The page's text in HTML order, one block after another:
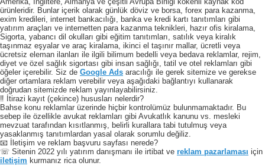
ürünleridir. Bunlar içerik olarak günlük döviz ve borsa, forex para kazanma,
exim kredileri, internet bankacılığı, banka ve kredi kartı tanıtımları gibi
yatırım araçları ve internetten para kazanma teknikleri, hazır ofis kiralama,
Sigorta, yabancı dil okulları gibi eğitim tanıtımları, satılık veya kiralık
taşınmaz eşyalar ve araç kiralama, ikinci el taşınır mallar, ücretli veya
ücretsiz eleman ilanları ile ilgili bilimum bedelli veya bedava reklamlar, rejim,
diyet ve özel sağlık sigortası gibi insan sağlığı, tatil ve otel reklamları gibi
öğeler içerebilir. Siz de Google Ads aracılığı ile gerek sitemize ve gerekse
diğer ortamlara reklam verebilir veya aşağıdaki bağlantıyı kullanarak
doğrudan sitemizde reklam yayınlayabilirsiniz.
‼️ İtirazi kayıt (çekince) hususları nelerdir?
Bahse konu reklamlar üzerinde hiçbir kontrolümüz bulunmamaktadır. Bu
sebep ile özellikle avukat reklamları gibi Avukatlık kanunu vs. mesleki
mevzuat tarafından kısıtlanmış, belirli kurallara tabi tutulmuş veya
yasaklanmış tanıtımlardan yasal olarak sorumlu değiliz.
📧 İletişim ve reklam başvuru sayfası nerede?
☏ Sitenin 2022 yılı yatırım danışmanı ile irtibat ve reklam pazarlaması için
iletişim kurmanız rica olunur.